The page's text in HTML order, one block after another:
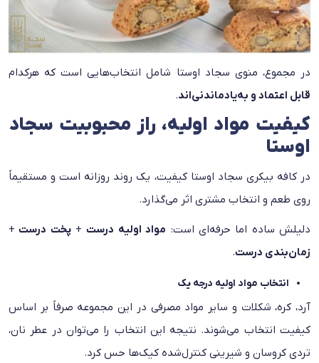
در مجموع، منوی سجاد اوستا شامل انتخاب‌هایی است که هرکدام
قابل اعتماد و به‌یادماندنی‌اند.
کیفیت مواد اولیه، راز محبوبیت سجاد
اوستا
در کافه بیکری سجاد اوستا کیفیت، یک روند روزانه است و مستقیماً
روی طعم و انتخاب مشتری اثر می‌گذارد.
دلیلش ساده اما حرفه‌ای‌ است: مواد اولیه درست+پخت درست +
زمان‌بندی درست.
انتخاب مواد اولیه درجه یک
آرد، کره، شکلات و سایر مواد مصرفی در این مجموعه صرفاً بر اساس
کیفیت انتخاب می‌شوند. نتیجه این انتخاب را می‌توان در عطر نان،
تردی کروسان و شیرینی کنترل‌شده کیک‌ها حس کرد.